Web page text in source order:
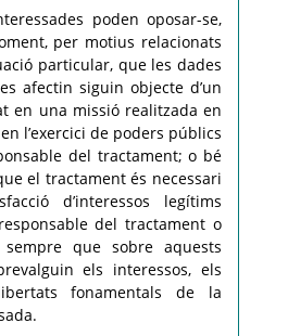
poden oposar-se,
per motius relacionats
particular, que les dades
afectin siguin objecte d’un
en una missió realitzada en
l’exercici de poders públics
del tractament; o bé
el tractament és necessari
d’interessos legítims
del tractament o
que sobre aquests
els interessos, els
fonamentals de la